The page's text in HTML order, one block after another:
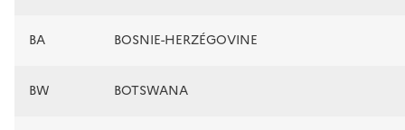
BA BOSNIE-HERZÉGOVINE
BW BOTSWANA